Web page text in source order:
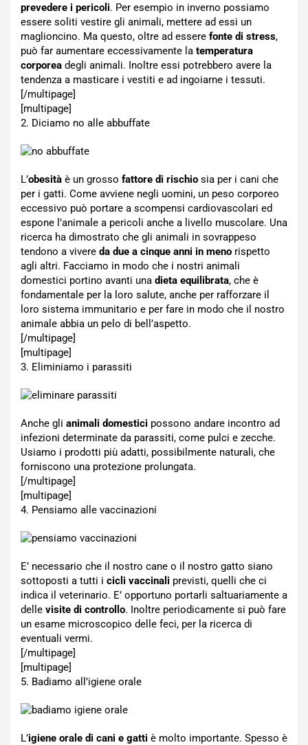
prevedere i pericoli. Per esempio in inverno possiamo
essere soliti vestire gli animali, mettere ad essi un
maglioncino. Ma questo, oltre ad essere fonte di stress,
può far aumentare eccessivamente la temperatura
corporea degli animali. Inoltre essi potrebbero avere la
tendenza a masticare i vestiti e ad ingoiarne i tessuti.
[/multipage]
[multipage]
2. Diciamo no alle abbuffate
L’obesità è un grosso fattore di rischio sia per i cani che
per i gatti. Come avviene negli uomini, un peso corporeo
eccessivo può portare a scompensi cardiovascolari ed
espone l’animale a pericoli anche a livello muscolare. Una
ricerca ha dimostrato che gli animali in sovrappeso
tendono a vivere da due a cinque anni in meno rispetto
agli altri. Facciamo in modo che i nostri animali
domestici portino avanti una dieta equilibrata, che è
fondamentale per la loro salute, anche per rafforzare il
loro sistema immunitario e per fare in modo che il nostro
animale abbia un pelo di bell’aspetto.
[/multipage]
[multipage]
3. Eliminiamo i parassiti
Anche gli animali domestici possono andare incontro ad
infezioni determinate da parassiti, come pulci e zecche.
Usiamo i prodotti più adatti, possibilmente naturali, che
forniscono una protezione prolungata.
[/multipage]
[multipage]
4. Pensiamo alle vaccinazioni
E’ necessario che il nostro cane o il nostro gatto siano
sottoposti a tutti i cicli vaccinali previsti, quelli che ci
indica il veterinario. E’ opportuno portarli saltuariamente a
delle visite di controllo. Inoltre periodicamente si può fare
un esame microscopico delle feci, per la ricerca di
eventuali vermi.
[/multipage]
[multipage]
5. Badiamo all’igiene orale
L’igiene orale di cani e gatti è molto importante. Spesso è